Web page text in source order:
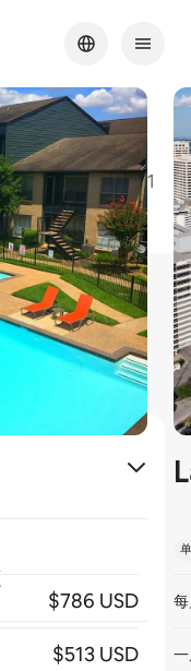
，有单间公寓、1
1 / 27
彼迎出
$786 USD
$513 USD